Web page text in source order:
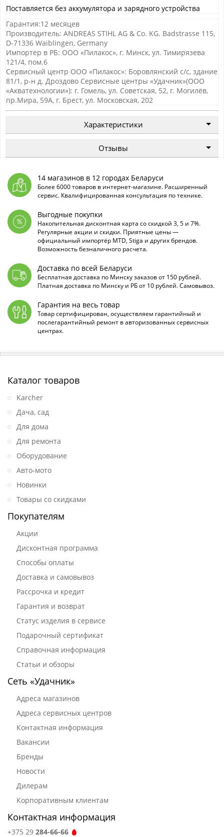
Поставляется без аккумулятора и зарядного устройства
Гарантия:12 месяцев
Производитель: ANDREAS STIHL AG & Co. KG. Badstrasse 115,
D-71336 Waiblingen, Germany
Импортер в РБ: ООО «Пилакос», г. Минск, ул. Тимирязева
121/4, пом.6
Сервисный центр ООО «Пилакос»: Боровлянский с/с, здание
81/1, р-н д. Дроздово Сервисные центры «Удачник»(ООО
«Акватехнологии»): г. Гомель, ул. Советская, 52, г. Могилёв,
пр.Мира, 59А, г. Брест, ул. Московская, 202
Характеристики
Отзывы
14 магазинов в 12 городах Беларуси
Более 6000 товаров в интернет-магазине. Расширенный
сервис. Квалифицированная консультация по технике.
Выгодные покупки
Накопительная дисконтная карта со скидкой 3, 5 и 7%.
Регулярные акции и скидки. Приятные цены —
официальный импортёр MTD, Stiga и других брендов.
Возможность безналичного расчета.
Доставка по всей Беларуси
Бесплатная доставка по Минску заказов от 150 рублей.
Платная доставка по Минску и РБ от 10 рублей. Самовывоз.
Гарантия на весь товар
Товар сертифицирован, осуществляем гарантийный и
послегарантийный ремонт в авторизованных сервисных
центрах.
Каталог товаров
Karcher
Дача, сад
Для дома
Для ремонта
Оборудование
Авто-мото
Новинки
Товары со скидками
Покупателям
Акции
Дисконтная программа
Способы оплаты
Доставка и самовывоз
Рассрочка и кредит
Гарантия и возврат
Статус изделия в сервисе
Подарочный сертификат
Справочная информация
Статьи и обзоры
Сеть «Удачник»
Адреса магазинов
Адреса сервисных центров
Контактная информация
Вакансии
Бренды
Новости
Дилерам
Корпоративным клиентам
Контактная информация
+375 29 284-66-66